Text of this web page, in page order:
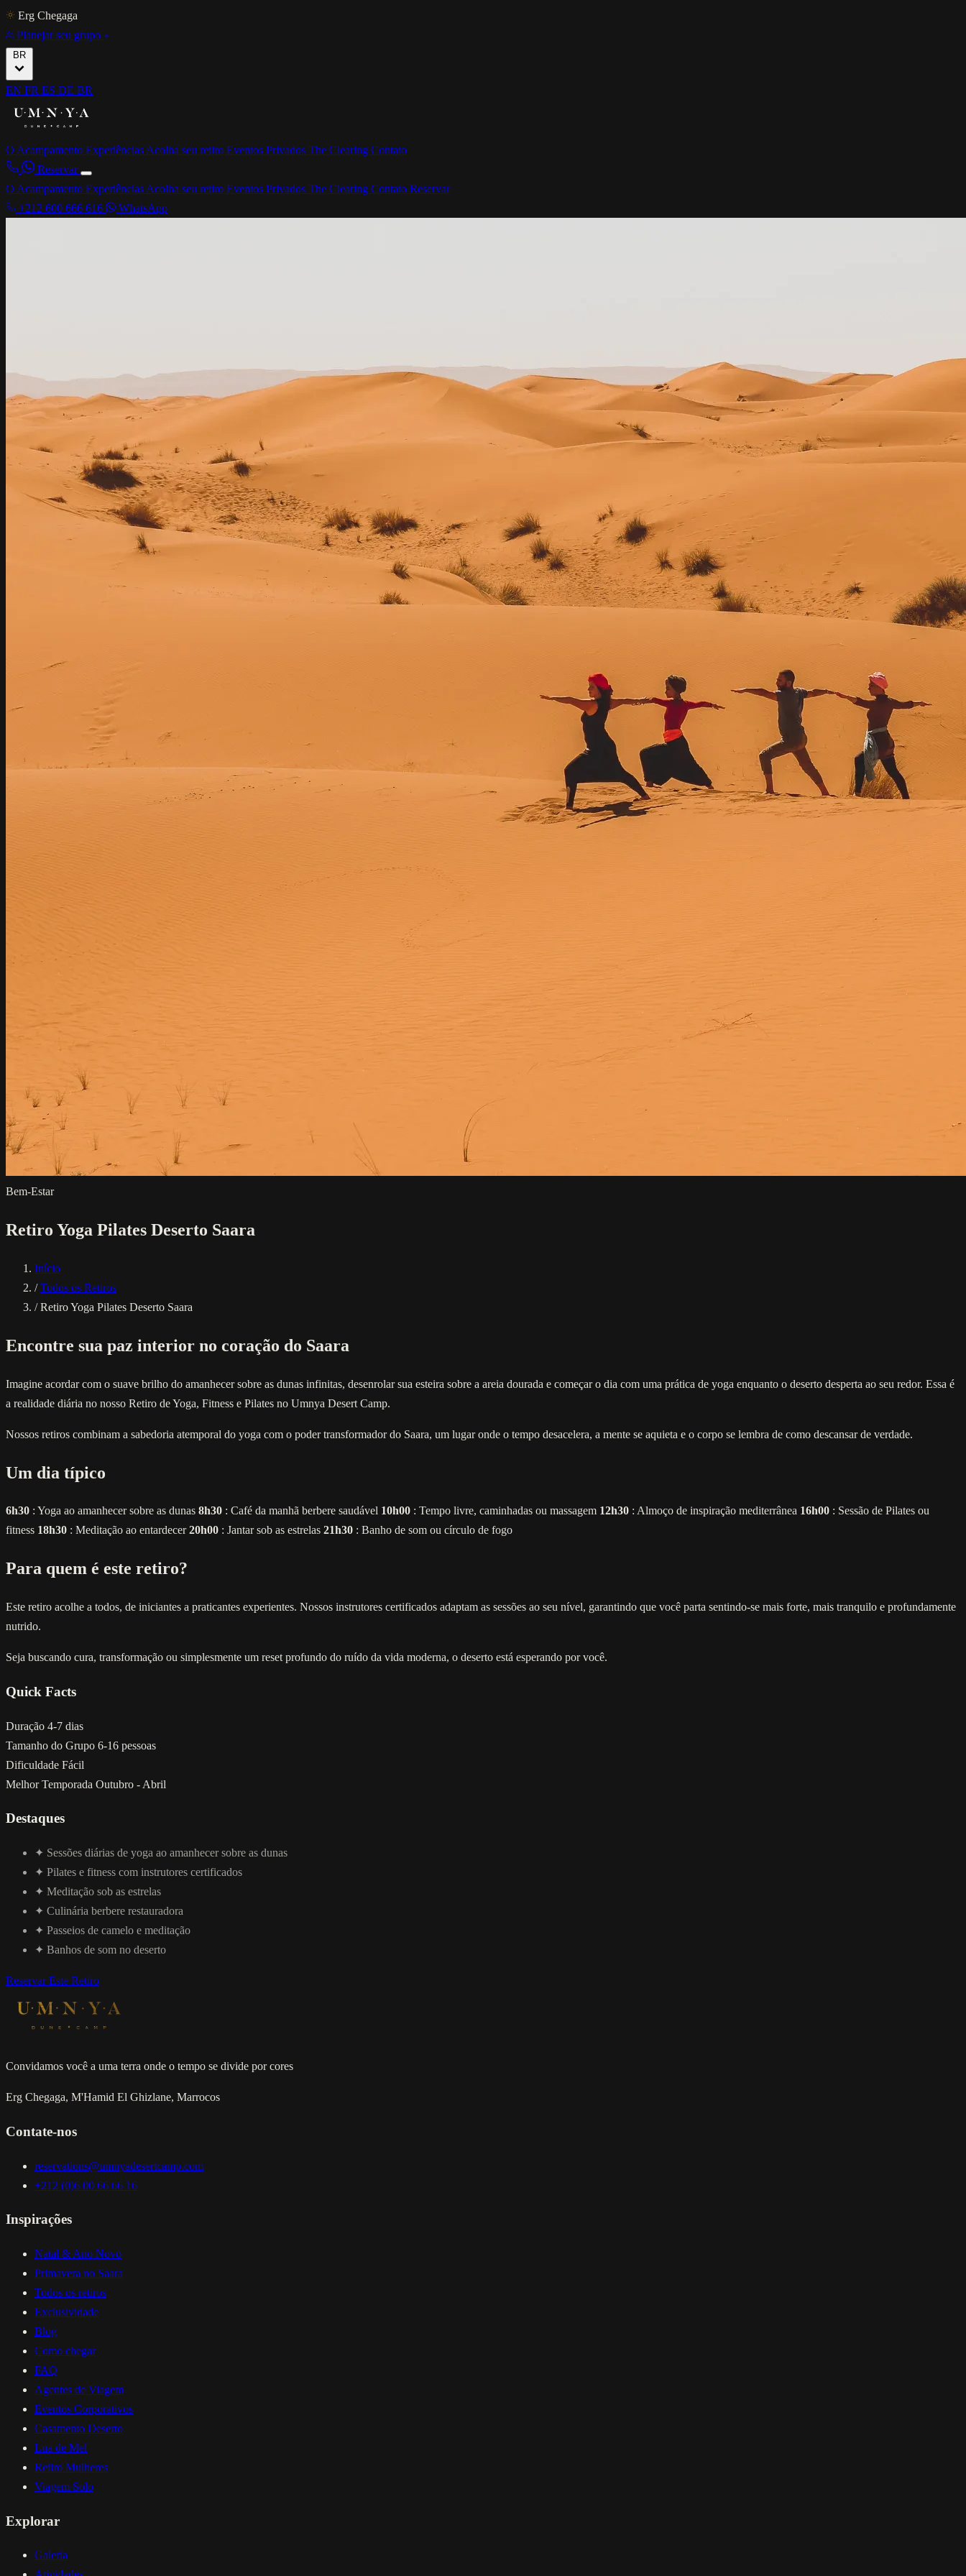
Erg Chegaga
Planejar seu grupo
BR
EN FR ES DE BR
O Acampamento Experiências Acolha seu retiro Eventos Privados The Clearing Contato
Reservar
O Acampamento Experiências Acolha seu retiro Eventos Privados The Clearing Contato Reservar
+212 600 666 616
WhatsApp
Bem-Estar
Retiro Yoga Pilates Deserto Saara
Início
/ Todos os Retiros
/ Retiro Yoga Pilates Deserto Saara
Encontre sua paz interior no coração do Saara
Imagine acordar com o suave brilho do amanhecer sobre as dunas infinitas, desenrolar sua esteira sobre a areia dourada e começar o dia com uma prática de yoga enquanto o deserto desperta ao seu redor. Essa é
a realidade diária no nosso Retiro de Yoga, Fitness e Pilates no Umnya Desert Camp.
Nossos retiros combinam a sabedoria atemporal do yoga com o poder transformador do Saara, um lugar onde o tempo desacelera, a mente se aquieta e o corpo se lembra de como descansar de verdade.
Um dia típico
6h30 : Yoga ao amanhecer sobre as dunas 8h30 : Café da manhã berbere saudável 10h00 : Tempo livre, caminhadas ou massagem 12h30 : Almoço de inspiração mediterrânea 16h00 : Sessão de Pilates ou
fitness 18h30 : Meditação ao entardecer20h00 : Jantar sob as estrelas 21h30 : Banho de som ou círculo de fogo
Para quem é este retiro?
Este retiro acolhe a todos, de iniciantes a praticantes experientes. Nossos instrutores certificados adaptam as sessões ao seu nível, garantindo que você parta sentindo-se mais forte, mais tranquilo e profundamente
nutrido.
Seja buscando cura, transformação ou simplesmente um reset profundo do ruído da vida moderna, o deserto está esperando por você.
Quick Facts
Duração 4-7 dias
Tamanho do Grupo 6-16 pessoas
Dificuldade Fácil
Melhor Temporada Outubro - Abril
Destaques
✦ Sessões diárias de yoga ao amanhecer sobre as dunas
✦ Pilates e fitness com instrutores certificados
✦ Meditação sob as estrelas
✦ Culinária berbere restauradora
✦ Passeios de camelo e meditação
✦ Banhos de som no deserto
Reservar Este Retiro
Convidamos você a uma terra onde o tempo se divide por cores
Erg Chegaga, M'Hamid El Ghizlane, Marrocos
Contate-nos
reservations@umnyadesertcamp.com
+212 (0)6 00 66 66 16
Inspirações
Natal & Ano Novo
Primavera no Saara
Todos os retiros
Exclusividade
Blog
Como chegar
FAQ
Agentes de Viagem
Eventos Corporativos
Casamento Deserto
Lua de Mel
Retiro Mulheres
Viagem Solo
Explorar
Galeria